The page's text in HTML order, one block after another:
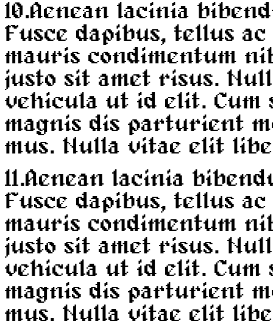
10.Aenean lacinia
Fusce dapibus, tellus
mauris condimentum
justo sit amet risus.
vehicula ut id elit. Cum
magnis dis parturient
mus. Nulla vitae elit
11.Aenean lacinia
Fusce dapibus, tellus
mauris condimentum
justo sit amet risus.
vehicula ut id elit. Cum
magnis dis parturient
mus. Nulla vitae elit